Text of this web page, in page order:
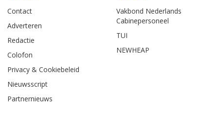
Contact
Adverteren
Redactie
Colofon
Privacy & Cookiebeleid
Nieuwsscript
Partnernieuws
Vakbond Nederlands
Cabinepersoneel
TUI
NEWHEAP